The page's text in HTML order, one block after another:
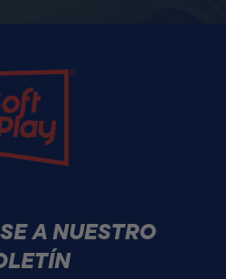
Soft Play
A NUESTRO